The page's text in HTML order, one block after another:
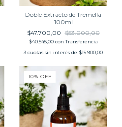
Doble Extracto de Tremella
100ml
$47.700,00 $53.000,00
$40.545,00 con Transferencia
3 cuotas sin interés de $15.900,00
10% OFF